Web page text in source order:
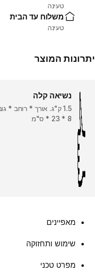
טעינה
משלוח עד הבית
טעינה
יתרונות המוצר
נשיאה קלה
* 23 * 8 ס"מ
מאפיינים
שימוש ותחזוקה
מפרט טכני